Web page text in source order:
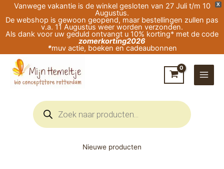
X
Vanwege vakantie is de winkel gesloten van 27 Juli t/m 10
Augustus.
De webshop is gewoon geopend, maar bestellingen zullen pas
v.a. 11 Augustus weer worden verzonden.
Als dank voor uw geduld ontvangt u 10% korting* met de code
zomerkorting2026
*muv actie, boeken en cadeaubonnen
naar
de
Producten
zoeken
Nieuwe producten